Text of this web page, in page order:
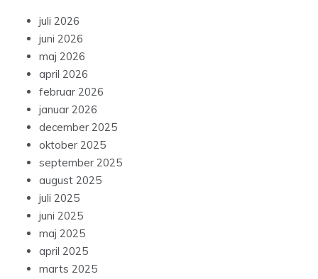
juli 2026
juni 2026
maj 2026
april 2026
februar 2026
januar 2026
december 2025
oktober 2025
september 2025
august 2025
juli 2025
juni 2025
maj 2025
april 2025
marts 2025